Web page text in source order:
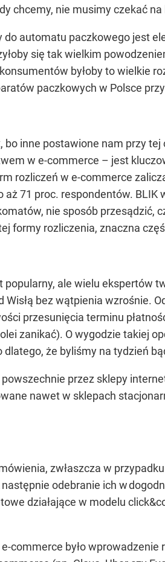
chcemy, nie musimy czekać
automatu paczkowego jest
się tak wielkim
byłoby to wielkie
paczkowych w Polsce
inne postawione nam przy
w e-commerce – jest
rozliczeń w e-commerce
71 proc. respondentów.
nie sposób przesądzić,
formy rozliczenia, znaczna
ale wielu ekspertów
bez wątpienia wzrośnie.
przesunięcia terminu
zanikać). O wygodzie takiej
że byliśmy na tydzień
przez sklepy
nawet w sklepach
zwłaszcza w
odebranie ich w
działające w modelu
było wprowadzenie